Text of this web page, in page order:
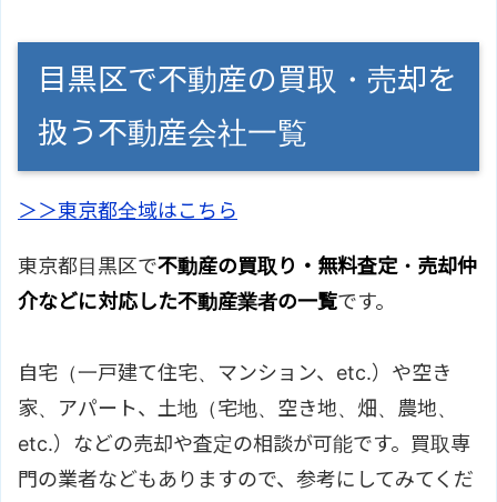
目黒区で不動産の買取・売却を
扱う不動産会社一覧
＞＞東京都全域はこちら
東京都目黒区で不動産の買取り・無料査定・売却仲
介などに対応した不動産業者の一覧です。
自宅（一戸建て住宅、マンション、etc.）や空き
家、アパート、土地（宅地、空き地、畑、農地、
etc.）などの売却や査定の相談が可能です。買取専
門の業者などもありますので、参考にしてみてくだ